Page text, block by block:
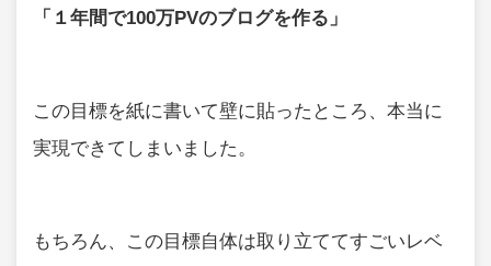
「１年間で100万PVのブログを作る」
この目標を紙に書いて壁に貼ったところ、本当に
実現できてしまいました。
もちろん、この目標自体は取り立ててすごいレベ